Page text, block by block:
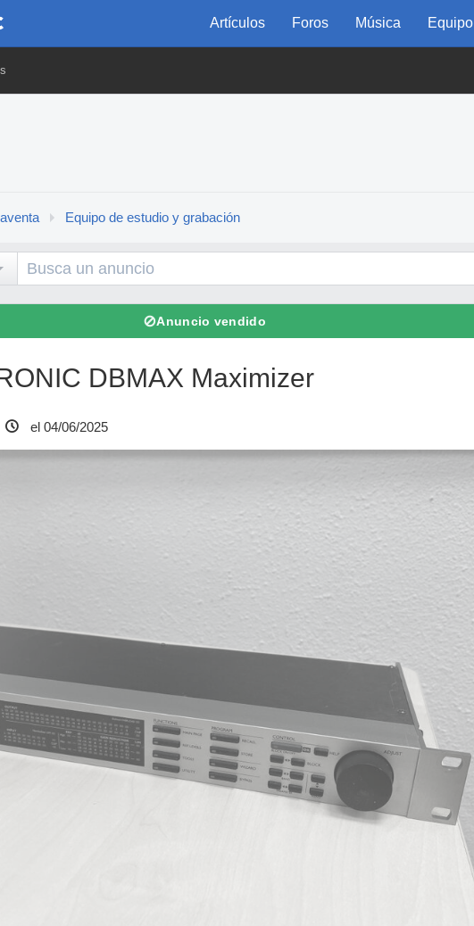
Artículos Foros Música Equipo
Equipo de estudio y grabación
⊘Anuncio vendido
DBMAX Maximizer
el 04/06/2025